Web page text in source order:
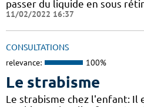
passer du liquide en sous
11/02/2022 16:37
CONSULTATIONS
relevance: 100%
Le strabisme
Le strabisme chez l'enfant: Il